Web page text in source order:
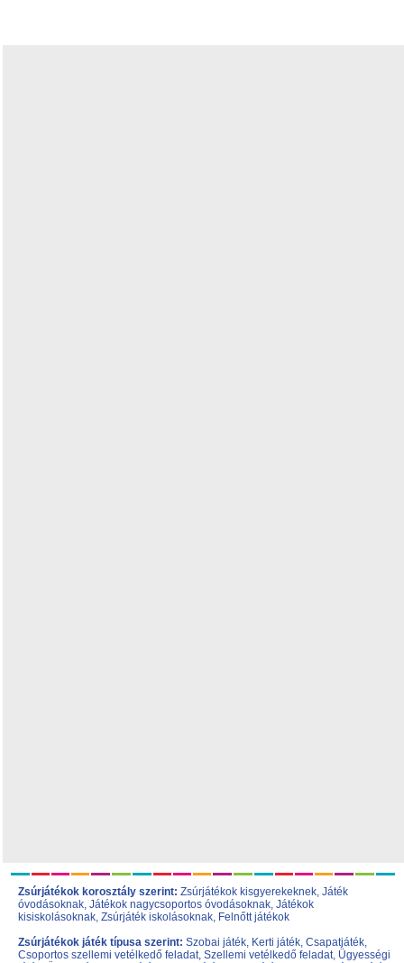
Zsúrjátékok korosztály szerint: Zsúrjátékok kisgyerekeknek, Játék
óvodásoknak, Játékok nagycsoportos óvodásoknak, Játékok
kisiskolásoknak, Zsúrjáték iskolásoknak, Felnőtt játékok
Zsúrjátékok játék típusa szerint: Szobai játék, Kerti játék, Csapatjáték,
Csoportos szellemi vetélkedő feladat, Szellemi vetélkedő feladat, Ügyességi